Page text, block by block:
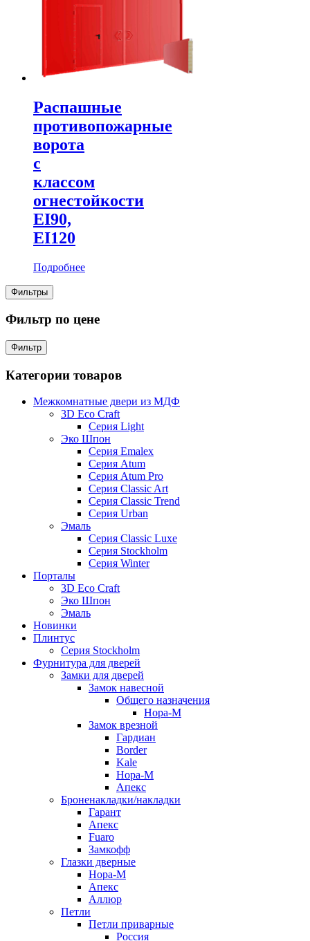
Распашные
противопожарные
ворота
с
классом
огнестойкости
EI90,
EI120
Подробнее
Фильтры
Фильтр по цене
Фильтр
Категории товаров
Межкомнатные двери из МДФ
3D Eco Craft
Серия Light
Эко Шпон
Серия Emalex
Серия Atum
Серия Atum Pro
Серия Classic Art
Серия Classic Trend
Серия Urban
Эмаль
Серия Classic Luxe
Серия Stockholm
Серия Winter
Порталы
3D Eco Craft
Эко Шпон
Эмаль
Новинки
Плинтус
Серия Stockholm
Фурнитура для дверей
Замки для дверей
Замок навесной
Общего назначения
Нора-М
Замок врезной
Гардиан
Border
Kale
Нора-М
Апекс
Броненакладки/накладки
Гарант
Апекс
Fuaro
Замкофф
Глазки дверные
Нора-М
Апекс
Аллюр
Петли
Петли приварные
Россия